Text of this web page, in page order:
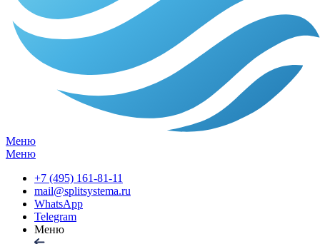
Меню
Меню
+7 (495) 161-81-11
mail@splitsystema.ru
WhatsApp
Telegram
Меню